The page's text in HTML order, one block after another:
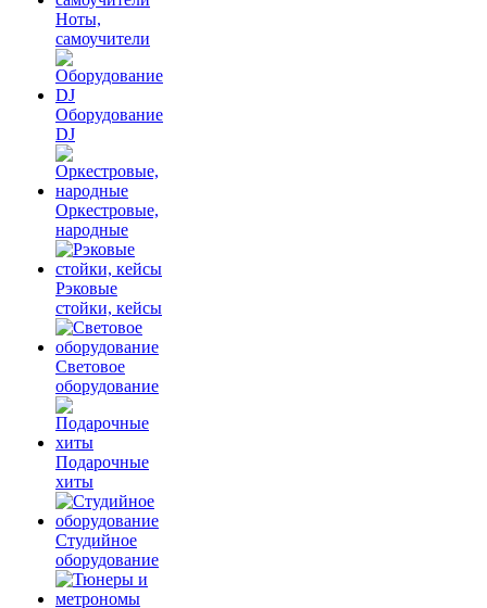
Ноты,
самоучители
Оборудование
DJ
Оркестровые,
народные
Рэковые
стойки, кейсы
Световое
оборудование
Подарочные
хиты
Студийное
оборудование